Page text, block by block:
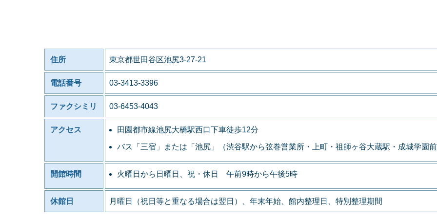
住所 東京都世田谷区池尻3-27-21
電話番号 03-3413-3396
ファクシミリ 03-6453-4043
アクセス 田園都市線池尻大橋駅西口下車徒歩12分
バス「三宿」または「池尻」（渋谷駅から弦巻営業所・上町・祖師ヶ谷大蔵駅・成城学園
開館時間 火曜日から日曜日、祝・休日 午前9時から午後5時
休館日 月曜日（祝日等と重なる場合は翌日）、年末年始、館内整理日、特別整理期間